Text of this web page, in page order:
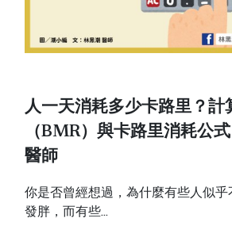
人一天消耗多少卡路里？計
（BMR）與卡路里消耗公
醫師
你是否曾經想過，為什麼有些人似
發胖，而有些...